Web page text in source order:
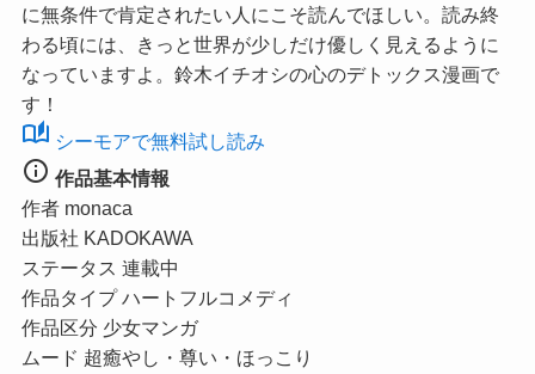
に無条件で肯定されたい人にこそ読んでほしい。読み終
わる頃には、きっと世界が少しだけ優しく見えるように
なっていますよ。鈴木イチオシの心のデトックス漫画で
す！
auto_stories シーモアで無料試し読み
info 作品基本情報
作者 monaca
出版社 KADOKAWA
ステータス 連載中
作品タイプ ハートフルコメディ
作品区分 少女マンガ
ムード 超癒やし・尊い・ほっこり